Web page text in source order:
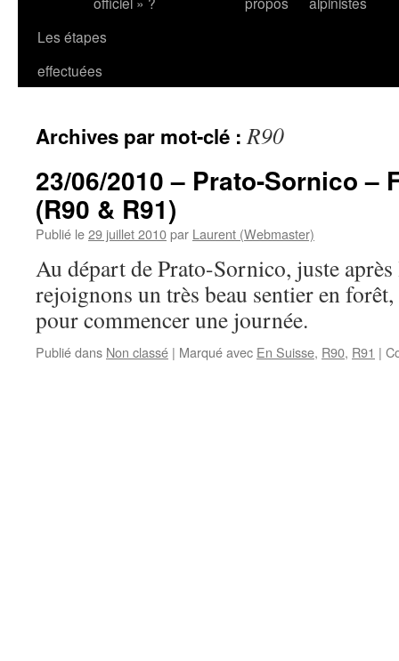
Les étapes
effectuées
Archives par mot-clé :R90
23/06/2010 – Prato-Sornico –
(R90 & R91)
Publié le29 juillet 2010par Laurent (Webmaster)
Au départ de Prato-Sornico, juste
rejoignons un très beau sentier en forêt,
pour commencer une journée.
Publié dans Non classé | Marqué avec En Suisse, R90, R91 |